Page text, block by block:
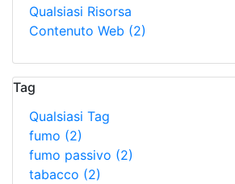
Qualsiasi Risorsa
Contenuto Web (2)
Tag
Qualsiasi Tag
fumo (2)
fumo passivo (2)
tabacco (2)